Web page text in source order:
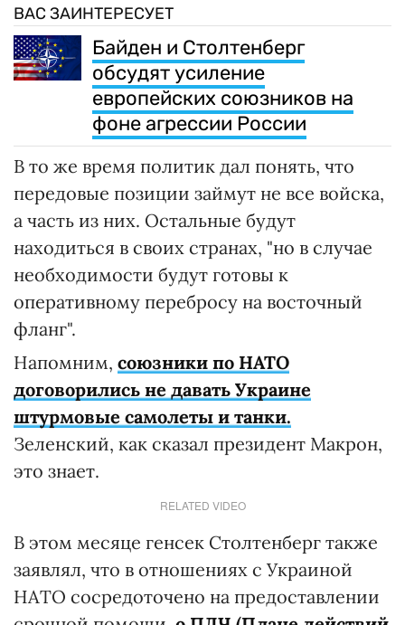
ВАС ЗАИНТЕРЕСУЕТ
Байден и Столтенберг
обсудят усиление
европейских союзников на
фоне агрессии России
В то же время политик дал понять, что
передовые позиции займут не все войска,
а часть из них. Остальные будут
находиться в своих странах, "но в случае
необходимости будут готовы к
оперативному перебросу на восточный
фланг".
Напомним, союзники по НАТО
договорились не давать Украине
штурмовые самолеты и танки.
Зеленский, как сказал президент Макрон,
это знает.
RELATED VIDEO
В этом месяце генсек Столтенберг также
заявлял, что в отношениях с Украиной
НАТО сосредоточено на предоставлении